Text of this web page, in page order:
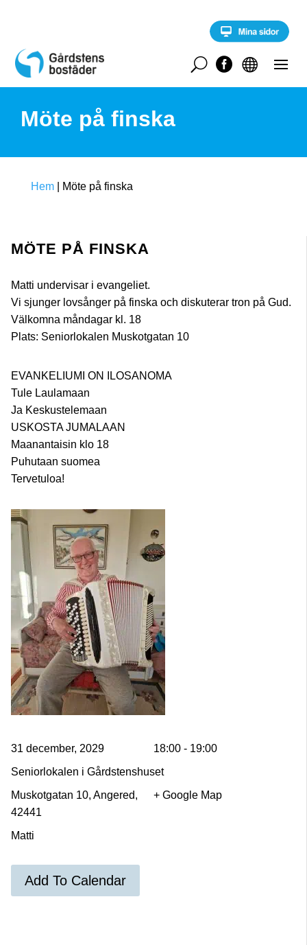
c
n


U
Möte på finska
Hem Möte på finska
MÖTE PÅ FINSKA
Matti undervisar i evangeliet.
Vi sjunger lovsånger på finska och diskuterar tron på Gud.
Välkomna måndagar kl. 18
Plats: Seniorlokalen Muskotgatan 10
EVANKELIUMI ON ILOSANOMA
Tule Laulamaan
Ja Keskustelemaan
USKOSTA JUMALAAN
Maanantaisin klo 18
Puhutaan suomea
Tervetuloa!
31 december, 2029
18:00 - 19:00
Seniorlokalen i Gårdstenshuset
Muskotgatan 10, Angered,
42441
+ Google Map
Matti
Add To Calendar